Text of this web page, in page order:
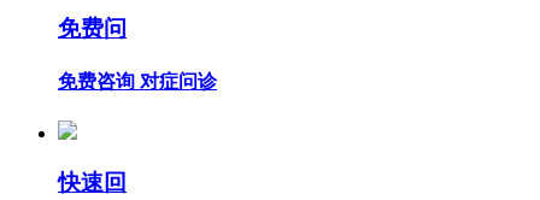
免费问
免费咨询 对症问诊
快速回